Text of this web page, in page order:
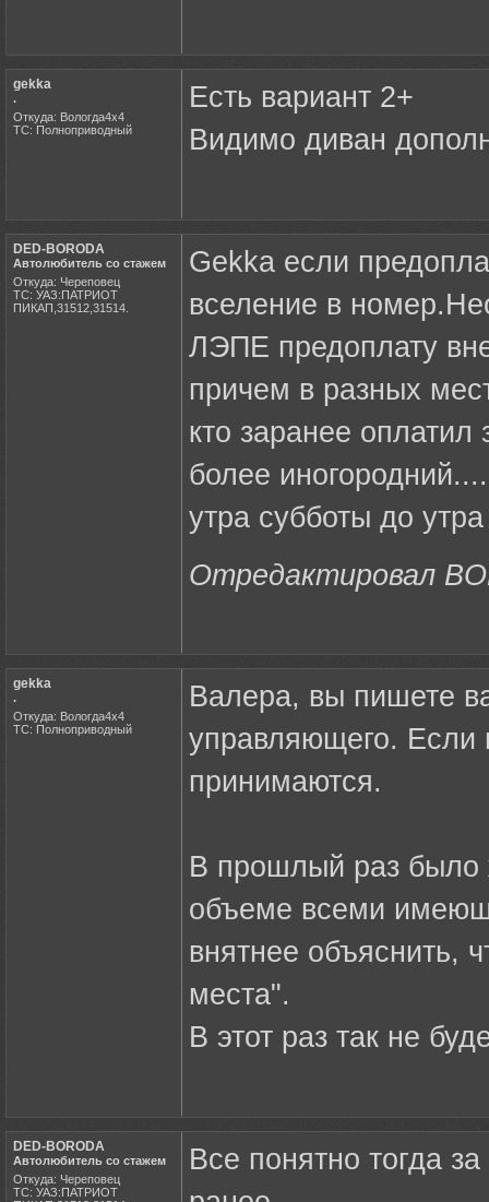
gekka
.
Откуда: Вологда4х4
ТС: Полноприводный
Есть вариант 2+
Видимо диван
DED-BORODA
Автолюбитель со стажем
Откуда: Череповец
ТС: УАЗ:ПАТРИОТ
ПИКАП,31512,31514.
Gekka если
вселение в
ЛЭПЕ предоплату
причем в разных
кто заранее оплатил
более
утра субботы до
Отредактировал
gekka
.
Откуда: Вологда4х4
ТС: Полноприводный
Валера, вы пишете
управляющего. Если
принимаются.
В прошлый раз было
объеме всеми
внятнее объяснить,
места".
В этот раз так не
DED-BORODA
Автолюбитель со стажем
Откуда: Череповец
ТС: УАЗ:ПАТРИОТ
Все понятно тогда